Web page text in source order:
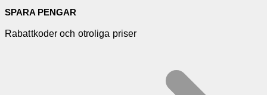
SPARA PENGAR
Rabattkoder och otroliga priser